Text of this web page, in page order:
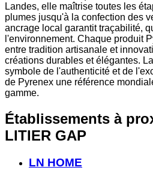
Landes, elle maîtrise toutes les
plumes jusqu'à la confection des
ancrage local garantit traçabilité,
l'environnement. Chaque produit
entre tradition artisanale et
créations durables et élégantes.
symbole de l'authenticité et de
de Pyrenex une référence
gamme.
Établissements à
LITIER GAP
LN HOME